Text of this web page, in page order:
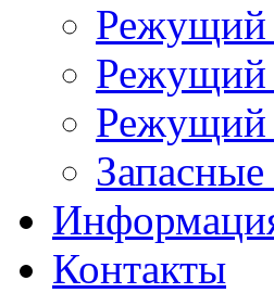
Режущий
Режущий
Режущий
Запасные
Контакты